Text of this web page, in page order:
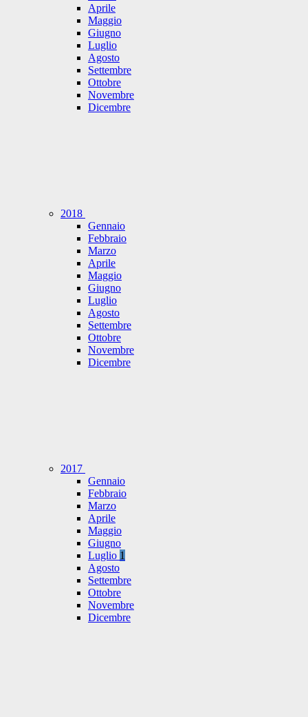
Aprile
Maggio
Giugno
Luglio
Agosto
Settembre
Ottobre
Novembre
Dicembre
2018
Gennaio
Febbraio
Marzo
Aprile
Maggio
Giugno
Luglio
Agosto
Settembre
Ottobre
Novembre
Dicembre
2017
Gennaio
Febbraio
Marzo
Aprile
Maggio
Giugno
Luglio 1
Agosto
Settembre
Ottobre
Novembre
Dicembre